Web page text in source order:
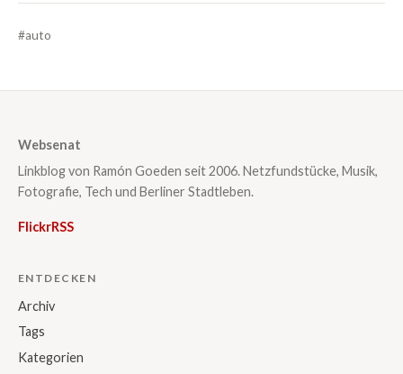
#auto
Websenat
Linkblog von Ramón Goeden seit 2006. Netzfundstücke, Musik,
Fotografie, Tech und Berliner Stadtleben.
FlickrRSS
ENTDECKEN
Archiv
Tags
Kategorien